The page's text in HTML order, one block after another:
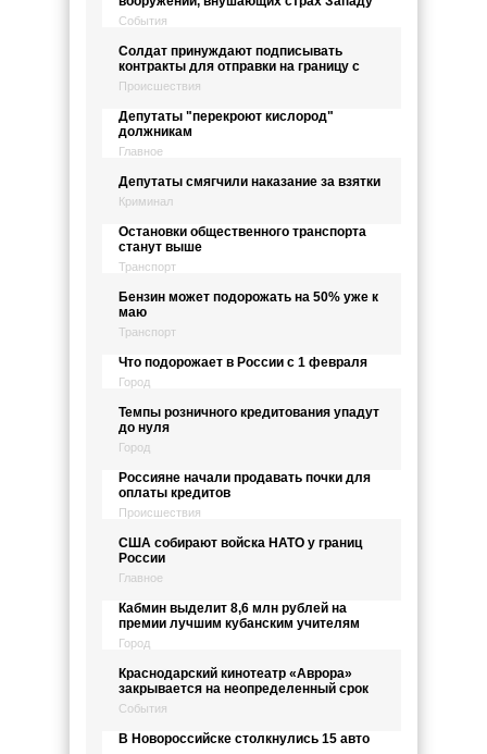
События
Солдат принуждают подписывать
контракты для отправки на границу с
Происшествия
Депутаты "перекроют кислород"
должникам
Главное
Депутаты смягчили наказание за взятки
Криминал
Остановки общественного транспорта
станут выше
Транспорт
Бензин может подорожать на 50% уже к
маю
Транспорт
Что подорожает в России с 1 февраля
Город
Темпы розничного кредитования упадут
до нуля
Город
Россияне начали продавать почки для
оплаты кредитов
Происшествия
США собирают войска НАТО у границ
России
Главное
Кабмин выделит 8,6 млн рублей на
премии лучшим кубанским учителям
Город
Краснодарский кинотеатр «Аврора»
закрывается на неопределенный срок
События
В Новороссийске столкнулись 15 авто